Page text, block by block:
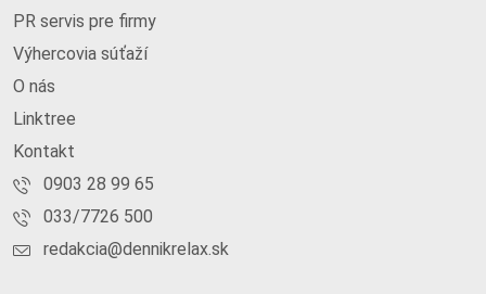
PR servis pre firmy
Výhercovia súťaží
O nás
Linktree
Kontakt
0903 28 99 65
033/7726 500
redakcia@dennikrelax.sk